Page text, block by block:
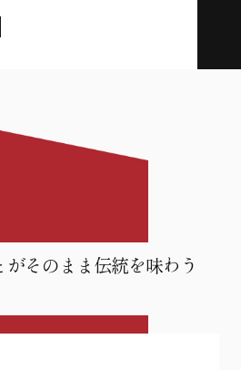
そのまま伝統を味わう